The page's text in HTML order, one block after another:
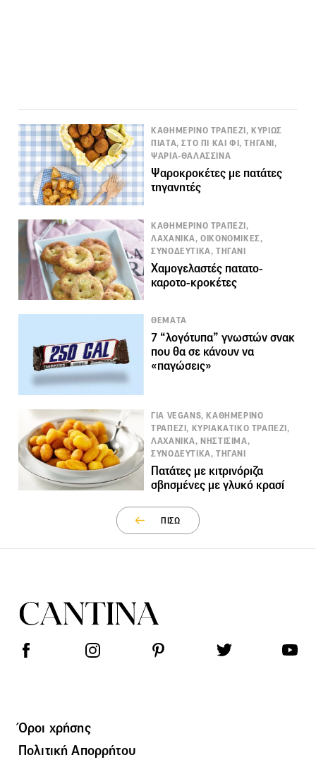
ΚΑΘΗΜΕΡΙΝΟ ΤΡΑΠΕΖΙ, ΚΥΡΙΩΣ
ΠΙΑΤΑ, ΣΤΟ ΠΙ ΚΑΙ ΦΙ, ΤΗΓΑΝΙ,
ΨΑΡΙΑ-ΘΑΛΑΣΣΙΝΑ
Ψαροκροκέτες με πατάτες
τηγανητές
ΚΑΘΗΜΕΡΙΝΟ ΤΡΑΠΕΖΙ,
ΛΑΧΑΝΙΚΑ, ΟΙΚΟΝΟΜΙΚΕΣ,
ΣΥΝΟΔΕΥΤΙΚΑ, ΤΗΓΑΝΙ
Χαμογελαστές πατατο-
καροτο-κροκέτες
ΘΕΜΑΤΑ
7 “λογότυπα” γνωστών σνακ
που θα σε κάνουν να
«παγώσεις»
ΓΙΑ VEGANS, ΚΑΘΗΜΕΡΙΝΟ
ΤΡΑΠΕΖΙ, ΚΥΡΙΑΚΑΤΙΚΟ ΤΡΑΠΕΖΙ,
ΛΑΧΑΝΙΚΑ, ΝΗΣΤΙΣΙΜΑ,
ΣΥΝΟΔΕΥΤΙΚΑ, ΤΗΓΑΝΙ
Πατάτες με κιτρινόριζα
σβησμένες με γλυκό κρασί
ΠΙΣΩ
Όροι χρήσης
Πολιτική Απορρήτου